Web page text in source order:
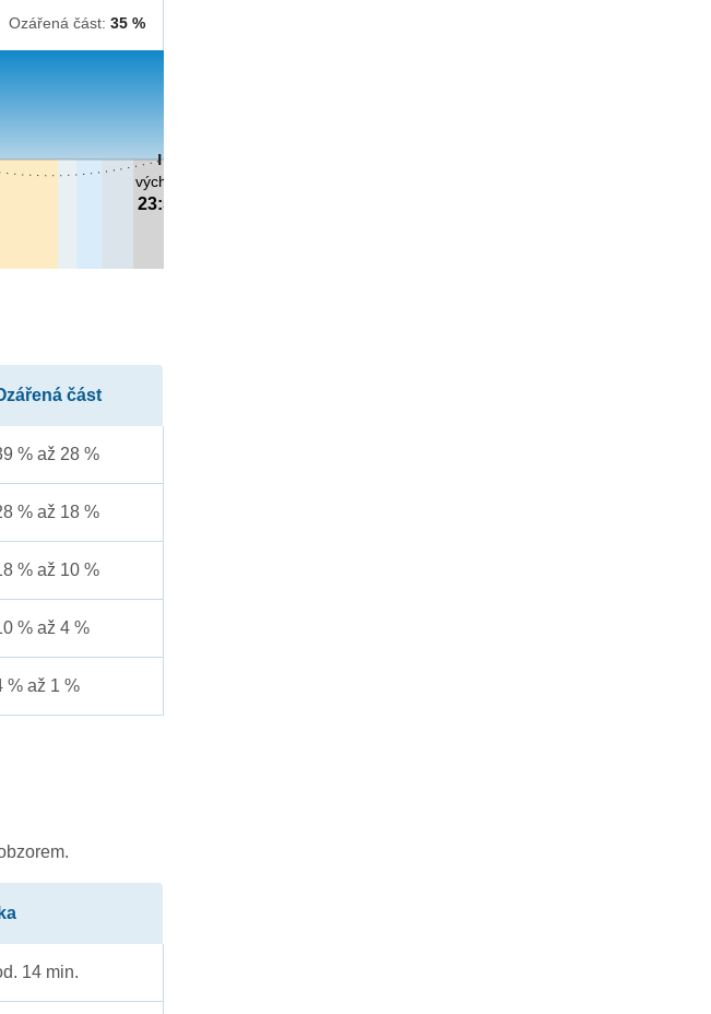
Ozářená část: 35 %
východ
23:52
část
% až 28 %
% až 18 %
% až 10 %
% až 4 %
% až 1 %
14 min.